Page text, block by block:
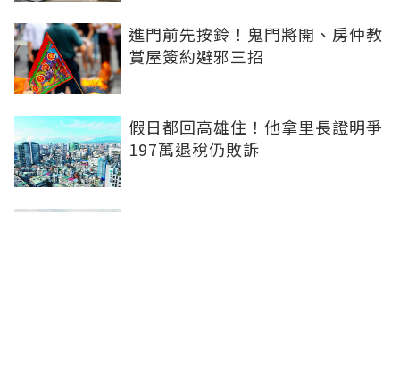
進門前先按鈴！鬼門將開、房仲教
賞屋簽約避邪三招
假日都回高雄住！他拿里長證明爭
197萬退稅仍敗訴